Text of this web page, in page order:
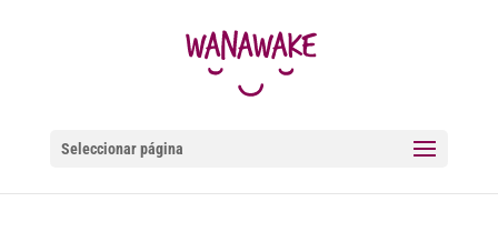
Seleccionar página